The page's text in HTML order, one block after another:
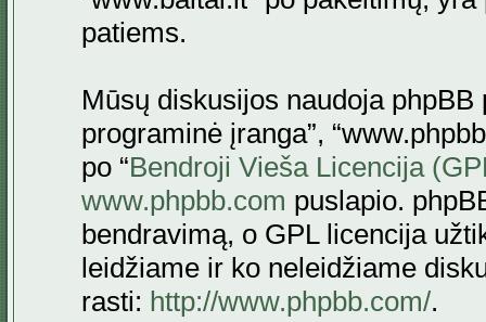
patiems.
Mūsų diskusijos naudoja phpBB
programinė įranga”,
po “Bendroji Vieša Licencija
www.phpbb.com puslapio.
bendravimą, o GPL licencija
leidžiame ir ko neleidžiame
rasti: http://www.phpbb.com/.